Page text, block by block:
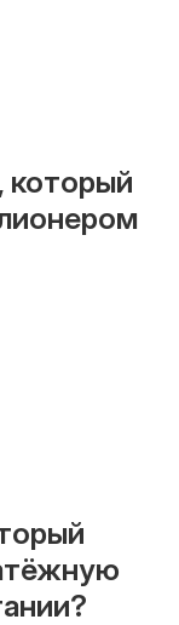
который